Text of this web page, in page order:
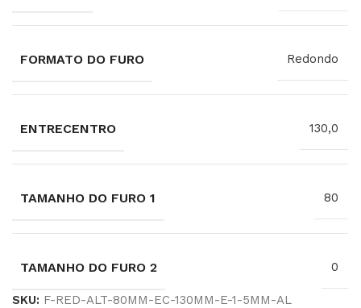
FORMATO DO FURO Redondo
ENTRECENTRO 130,0
TAMANHO DO FURO 1 80
TAMANHO DO FURO 2 0
SKU: F-RED-ALT-80MM-EC-130MM-E-1-5MM-AL